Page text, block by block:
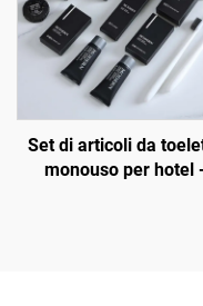
Set di articoli da
monouso per hotel